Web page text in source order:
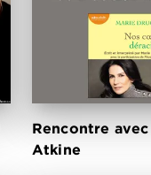
Rencontre
Atkine